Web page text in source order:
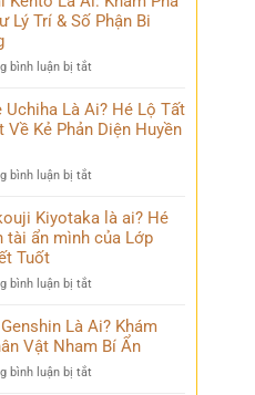
bí
ẩn
Biến
Bi
là
lộ
năng
lực’
chuyện
thú
vị
Lý Trí & Số Phận Bi
bình luận bị tắt
Kento
Là
Phá
Sư
Lý
Số
Bi
Thương
Uchiha Là Ai? Hé Lộ Tất
Về Kẻ Phản Diện Huyền
bình luận bị tắt
Uchiha
Lộ
Tần
Tật
Kẻ
Kiyotaka là ai? Hé
tài ẩn mình của Lớp
Tuốt
bình luận bị tắt
Kiyotaka
Hé
Là Ai? Khám
Vật Nham Bí Ẩn
bình luận bị tắt